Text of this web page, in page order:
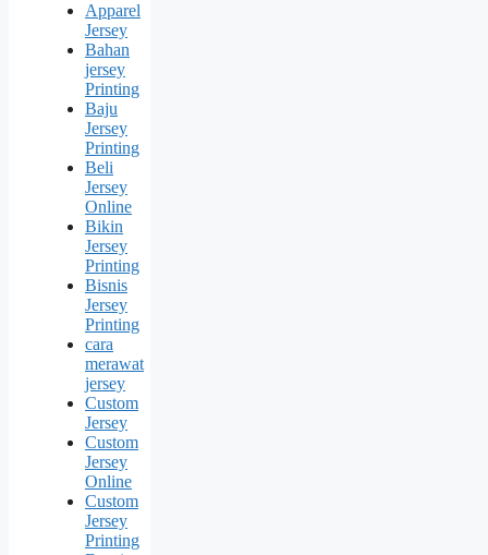
Apparel
Jersey
Bahan
jersey
Printing
Baju
Jersey
Printing
Beli
Jersey
Online
Bikin
Jersey
Printing
Bisnis
Jersey
Printing
cara
merawat
jersey
Custom
Jersey
Custom
Jersey
Online
Custom
Jersey
Printing